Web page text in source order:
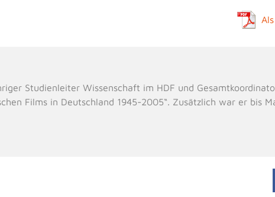
Studienleiter Wissenschaft im HDF und
Films in Deutschland 1945-2005“. Zusätzlich war er bis